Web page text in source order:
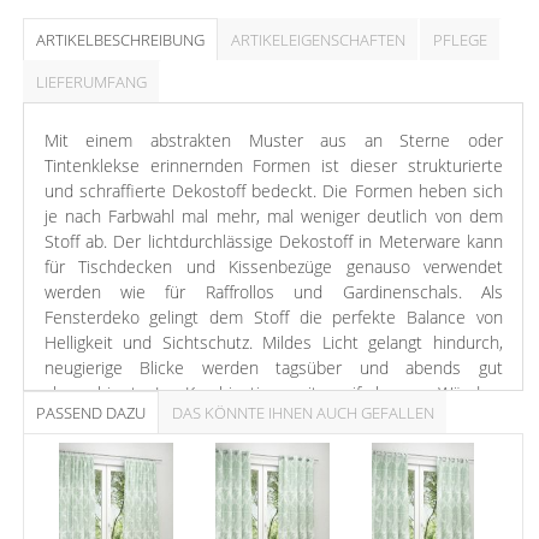
ARTIKELBESCHREIBUNG ARTIKELEIGENSCHAFTEN
PFLEGE
LIEFERUMFANG
Mit einem abstrakten Muster aus an Sterne oder
Tintenklekse erinnernden Formen ist dieser strukturierte
und schraffierte Dekostoff bedeckt. Die Formen heben sich
je nach Farbwahl mal mehr, mal weniger deutlich von dem
Stoff ab. Der lichtdurchlässige Dekostoff in Meterware kann
für Tischdecken und Kissenbezüge genauso verwendet
werden wie für Raffrollos und Gardinenschals. Als
Fensterdeko gelingt dem Stoff die perfekte Balance von
Helligkeit und Sichtschutz. Mildes Licht gelangt hindurch,
neugierige Blicke werden tagsüber und abends gut
abgeschirmt. In Kombination mit unifarbenen Wänden,
Textilien und Accessoires entfaltet der Meterwarestoff mit
abstraktem Muster seine Wirkung besonders gut.
Ein sanftes, mildes Lindgrün transportiert eine wohltuende
Ruhe und wird durch die weißen Formen aufgelockert.
PASSEND DAZU DAS KÖNNTE IHNEN AUCH GEFALLEN